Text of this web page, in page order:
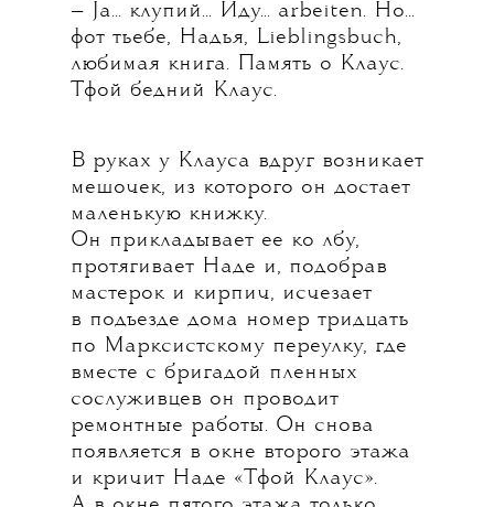
— Ja... клупий... Иду... arbeiten. Но...
фот тьебе, Надья, Lieblingsbuch,
любимая книга. Память о Клаус.
Тфой бедний Клаус.
В руках у Клауса вдруг возникает
мешочек, из которого он достает
маленькую книжку.
Он прикладывает ее ко лбу,
протягивает Наде и, подобрав
мастерок и кирпич, исчезает
в подъезде дома номер тридцать
по Марксистскому переулку, где
вместе с бригадой пленных
сослуживцев он проводит
ремонтные работы. Он снова
появляется в окне второго этажа
и кричит Наде «Тфой Клаус».